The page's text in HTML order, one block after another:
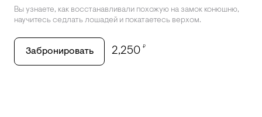
Вы узнаете, как восстанавливали похожую на замок конюшню,
научитесь седлать лошадей и покатаетесь верхом.
Забронировать 2,250 ₽